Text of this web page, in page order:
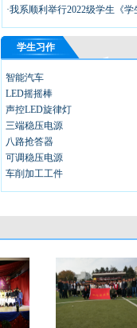
·我系顺利举行2022级学生《
学生习作
智能汽车
LED摇摇棒
声控LED旋律灯
三端稳压电源
八路抢答器
可调稳压电源
车削加工工件